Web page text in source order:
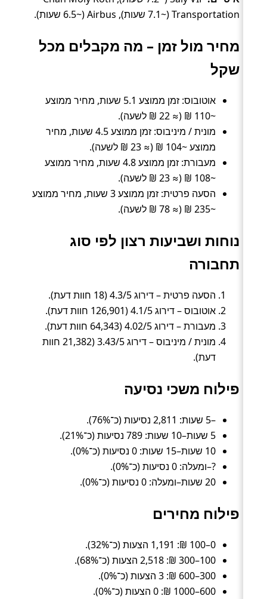
Transportation (~7.1 שעות), Airbus (~6.5 שעות).
מחיר מול זמן – מה מקבלים מכל
שקל
אוטובוס: זמן ממוצע 5.1 שעות, מחיר ממוצע
~110 ₪ (≈ 22 ₪ לשעה).
מונית / מיניבוס: זמן ממוצע 4.5 שעות, מחיר
ממוצע ~104 ₪ (≈ 23 ₪ לשעה).
מעבורת: זמן ממוצע 4.8 שעות, מחיר ממוצע
~108 ₪ (≈ 23 ₪ לשעה).
הסעה פרטית: זמן ממוצע 3 שעות, מחיר ממוצע
~235 ₪ (≈ 78 ₪ לשעה).
נוחות ושביעות רצון לפי סוג
תחבורה
הסעה פרטית – דירוג 4.3/5 (18 חוות דעת).
אוטובוס – דירוג 4.1/5 (126,901 חוות דעת).
מעבורת – דירוג 4.02/5 (64,343 חוות דעת).
מונית / מיניבוס – דירוג 3.43/5 (21,382 חוות
דעת).
פילוח משכי נסיעה
–5 שעות: 2,811 נסיעות (כ־76%).
5 שעות–10 שעות: 789 נסיעות (כ־21%).
10 שעות–15 שעות: 0 נסיעות (כ־0%).
?–ומעלה: 0 נסיעות (כ־0%).
20 שעות–ומעלה: 0 נסיעות (כ־0%).
פילוח מחירים
0–100 ₪: 1,191 הצעות (כ־32%).
100–300 ₪: 2,518 הצעות (כ־68%).
300–600 ₪: 3 הצעות (כ־0%).
600–1000 ₪: 0 הצעות (כ־0%).